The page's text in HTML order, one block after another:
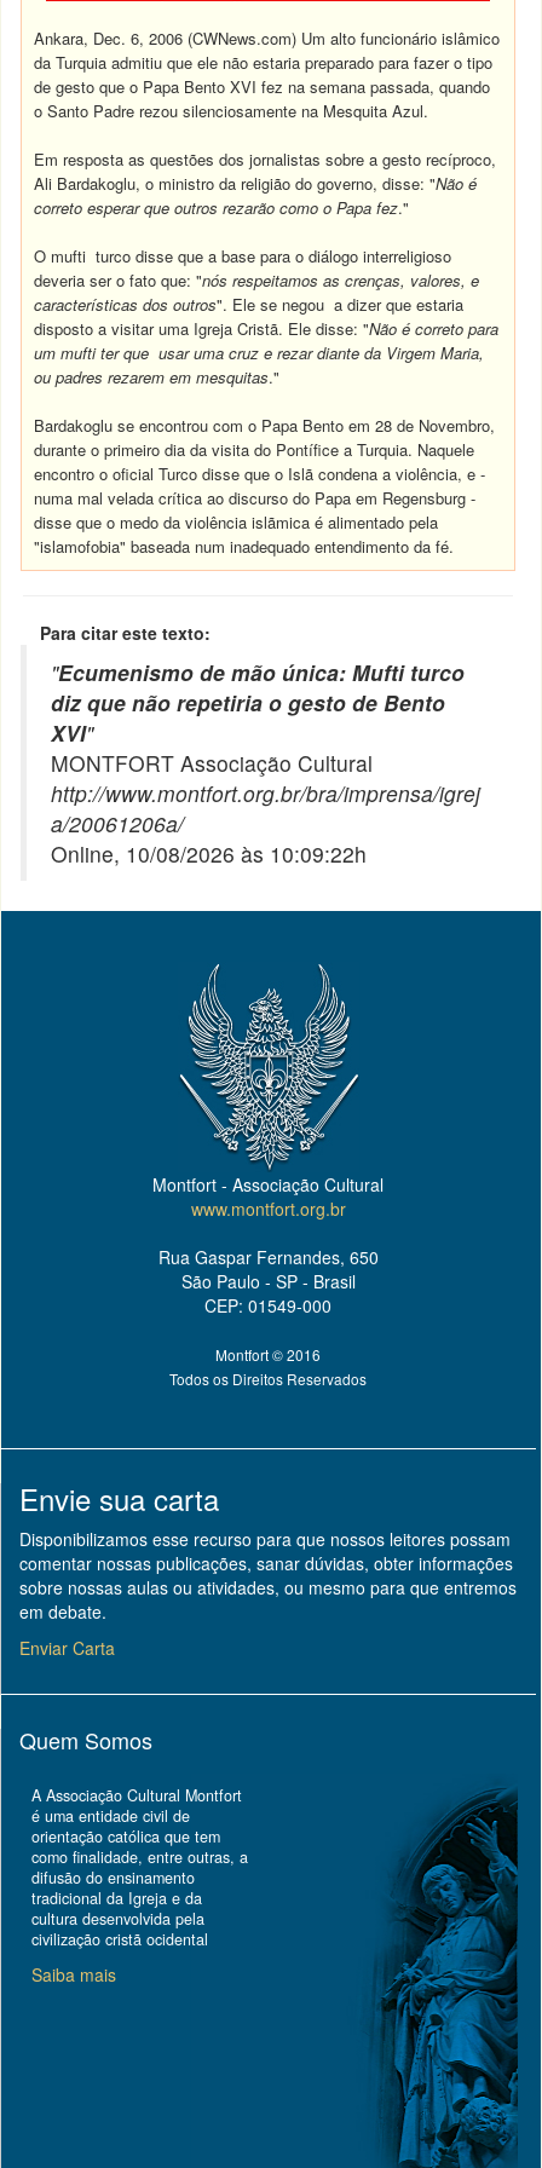
Ankara, Dec. 6, 2006 (CWNews.com) Um alto funcionário islâmico
da Turquia admitiu que ele não estaria preparado para fazer o tipo
de gesto que o Papa Bento XVI fez na semana passada, quando
o Santo Padre rezou silenciosamente na Mesquita Azul.
Em resposta as questões dos jornalistas sobre a gesto recíproco,
Ali Bardakoglu, o ministro da religião do governo, disse: "Não é
correto esperar que outros rezarão como o Papa fez."
O mufti turco disse que a base para o diálogo interreligioso
deveria ser o fato que: "nós respeitamos as crenças, valores, e
características dos outros". Ele se negou a dizer que estaria
disposto a visitar uma Igreja Cristã. Ele disse: "Não é correto para
um mufti ter que usar uma cruz e rezar diante da Virgem Maria,
ou padres rezarem em mesquitas."
Bardakoglu se encontrou com o Papa Bento em 28 de Novembro,
durante o primeiro dia da visita do Pontífice a Turquia. Naquele
encontro o oficial Turco disse que o Islã condena a violência, e -
numa mal velada crítica ao discurso do Papa em Regensburg -
disse que o medo da violência islãmica é alimentado pela
"islamofobia" baseada num inadequado entendimento da fé.
Para citar este texto:
"Ecumenismo de mão única: Mufti turco
diz que não repetiria o gesto de Bento
XVI"
MONTFORT Associação Cultural
http://www.montfort.org.br/bra/imprensa/igrej
a/20061206a/
Online, 10/08/2026 às 10:09:22h
Montfort - Associação Cultural
www.montfort.org.br
Rua Gaspar Fernandes, 650
São Paulo - SP - Brasil
CEP: 01549-000
Montfort © 2016
Todos os Direitos Reservados
Envie sua carta
Disponibilizamos esse recurso para que nossos leitores possam
comentar nossas publicações, sanar dúvidas, obter informações
sobre nossas aulas ou atividades, ou mesmo para que entremos
em debate.
Enviar Carta
Quem Somos
A Associação Cultural Montfort
é uma entidade civil de
orientação católica que tem
como finalidade, entre outras, a
difusão do ensinamento
tradicional da Igreja e da
cultura desenvolvida pela
civilização cristã ocidental
Saiba mais